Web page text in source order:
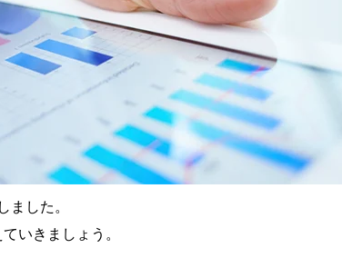
ました。
いきましょう。